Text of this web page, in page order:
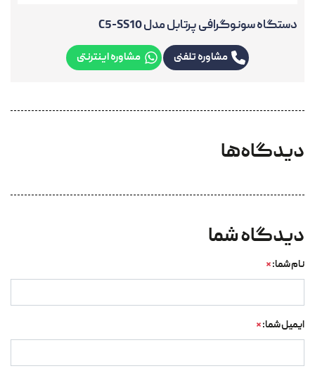
دستگاه سونوگرافی پرتابل مدل C5-SS10
مشاوره تلفنی مشاوره اینترنتی
دیدگاه‌ها
دیدگاه شما
نام شما:*
ایمیل شما:*